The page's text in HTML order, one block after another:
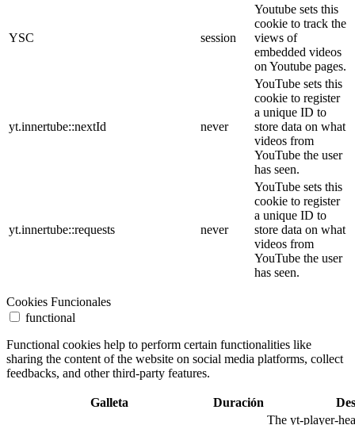
YSC session
Youtube sets this
cookie to track the
views of
embedded videos
on Youtube pages.
yt.innertube::nextId never
YouTube sets this
cookie to register
a unique ID to
store data on what
videos from
YouTube the user
has seen.
yt.innertube::requests never
YouTube sets this
cookie to register
a unique ID to
store data on what
videos from
YouTube the user
has seen.
Cookies Funcionales
functional
Functional cookies help to perform certain functionalities like
sharing the content of the website on social media platforms, collect
feedbacks, and other third-party features.
Galleta Duración
The yt-player-